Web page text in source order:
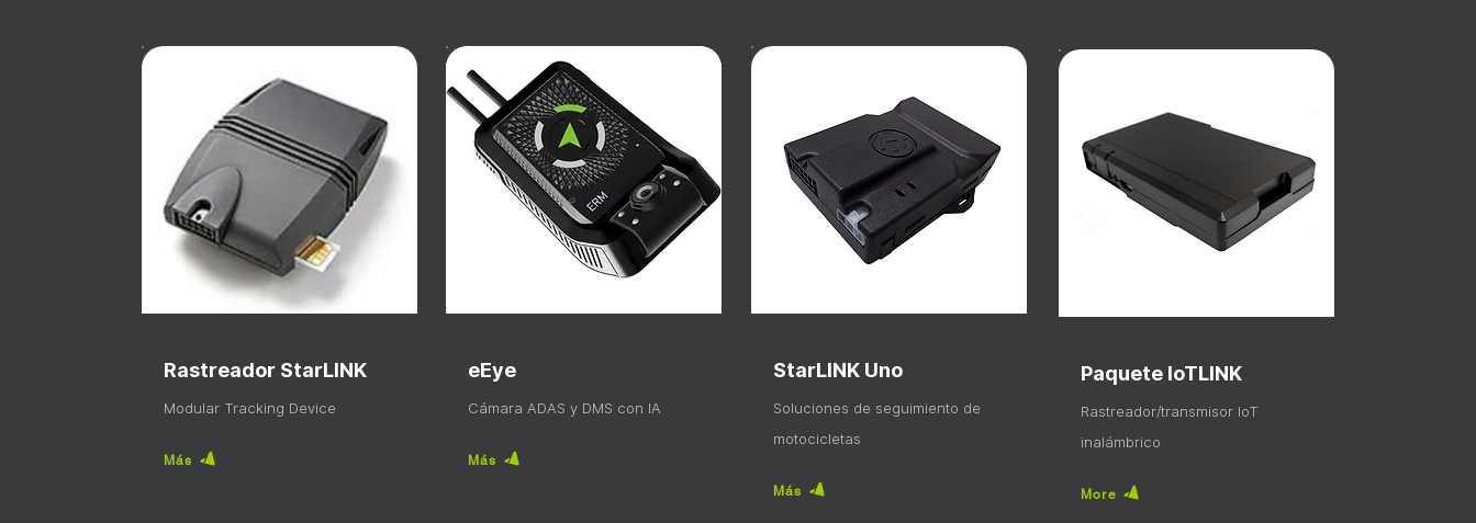
Rastreador StarLINK
Modular Tracking Device
Más
eEye
Cámara ADAS y DMS con IA
Más
StarLINK Uno
Soluciones de seguimiento de
motocicletas
Más
Paquete IoTLINK
Rastreador/transmisor IoT
inalámbrico
More